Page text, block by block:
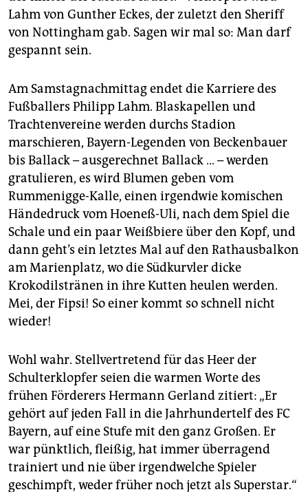
Lahm von Gunther Eckes, der zuletzt den Sheriff
von Nottingham gab. Sagen wir mal so: Man darf
gespannt sein.
Am Samstagnachmittag endet die Karriere des
Fußballers Philipp Lahm. Blaskapellen und
Trachtenvereine werden durchs Stadion
marschieren, Bayern-Legenden von Beckenbauer
bis Ballack – ausgerechnet Ballack … – werden
gratulieren, es wird Blumen geben vom
Rummenigge-Kalle, einen irgendwie komischen
Händedruck vom Hoeneß-Uli, nach dem Spiel die
Schale und ein paar Weißbiere über den Kopf, und
dann geht’s ein letztes Mal auf den Rathausbalkon
am Marienplatz, wo die Südkurvler dicke
Krokodilstränen in ihre Kutten heulen werden.
Mei, der Fipsi! So einer kommt so schnell nicht
wieder!
Wohl wahr. Stellvertretend für das Heer der
Schulterklopfer seien die warmen Worte des
frühen Förderers Hermann Gerland zitiert: „Er
gehört auf jeden Fall in die Jahrhundertelf des FC
Bayern, auf eine Stufe mit den ganz Großen. Er
war pünktlich, fleißig, hat immer überragend
trainiert und nie über irgendwelche Spieler
geschimpft, weder früher noch jetzt als Superstar.“